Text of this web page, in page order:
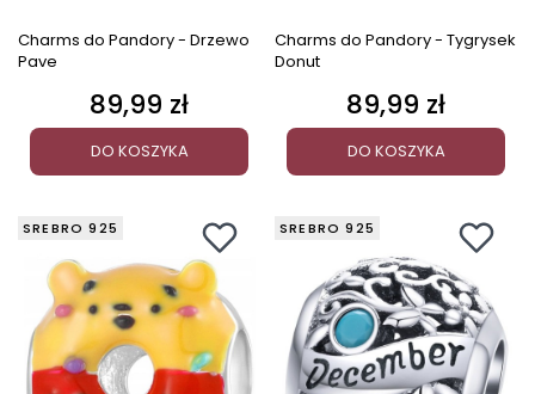
Charms do Pandory - Drzewo
Pave
Cena
89,99 zł
DO KOSZYKA
Charms do Pandory - Tygrysek
Donut
Cena
89,99 zł
DO KOSZYKA
SREBRO 925 SREBRO 925